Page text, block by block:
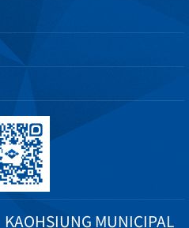
KAOHSIUNG MUNICIPAL